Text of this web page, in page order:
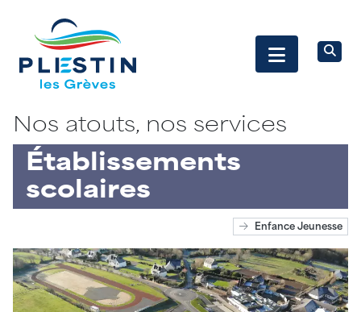
Nos atouts, nos services
Établissements
scolaires
Enfance Jeunesse